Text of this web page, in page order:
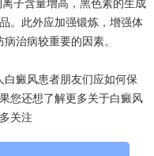
子含量增高，黑色素的生成
。此外应加强锻炼，增强体
治病较重要的因素。
癜风患者朋友们应如何保
您还想了解更多关于白癜风
关注